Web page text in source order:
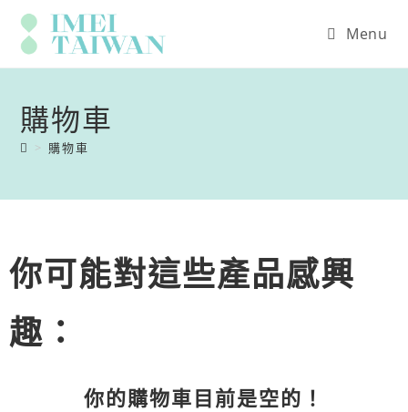
Menu
購物車
> 購物車
你可能對這些產品感興
趣：
你的購物車目前是空的！